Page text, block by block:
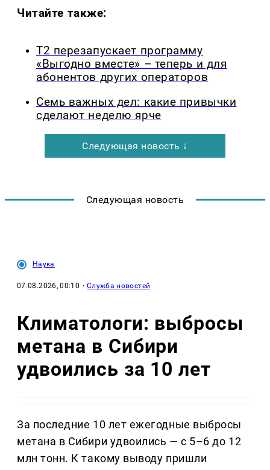
Читайте также:
Т2 перезапускает программу
«Выгодно вместе» – теперь и для
абонентов других операторов
Семь важных дел: какие привычки
сделают неделю ярче
Следующая новость ↓
Следующая новость
Наука
07.08.2026, 00:10 · Служба новостей
Климатологи: выбросы
метана в Сибири
удвоились за 10 лет
За последние 10 лет ежегодные выбросы
метана в Сибири удвоились — с 5–6 до 12
млн тонн. К такому выводу пришли